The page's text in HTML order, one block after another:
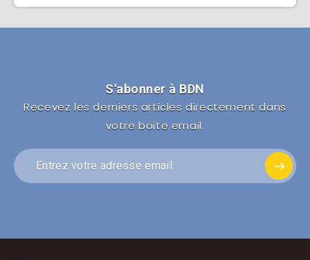
S'abonner à BDN
Recevez les derniers articles directement dans
votre boite email.